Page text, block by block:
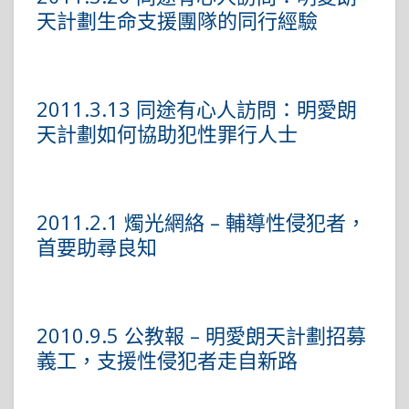
天計劃生命支援團隊的同行經驗
2011.3.13 同途有心人訪問：明愛朗
天計劃如何協助犯性罪行人士
2011.2.1 燭光網絡 – 輔導性侵犯者，
首要助尋良知
2010.9.5 公教報 – 明愛朗天計劃招募
義工，支援性侵犯者走自新路